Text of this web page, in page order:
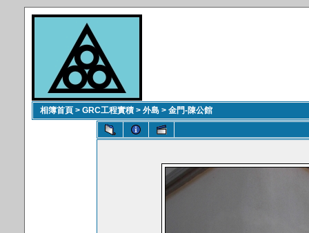
相簿首頁 > GRC工程實積 > 外島 > 金門-陳公館